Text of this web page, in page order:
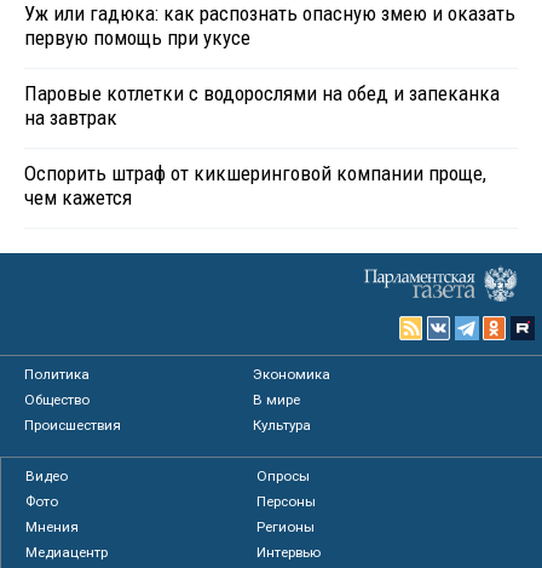
Уж или гадюка: как распознать опасную змею и оказать
первую помощь при укусе
Паровые котлетки с водорослями на обед и запеканка
на завтрак
Оспорить штраф от кикшеринговой компании проще,
чем кажется
Политика
Экономика
Общество
В мире
Происшествия
Культура
Видео
Опросы
Фото
Персоны
Мнения
Регионы
Медиацентр
Интервью